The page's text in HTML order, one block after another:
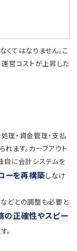
てはなりません。こ
運営コストが上昇した
理・資金管理・支払
ます。カーブアウト
自に会計システムを
ーを再構築しなけ
どとの調整も必要と
の正確性やスピー
。